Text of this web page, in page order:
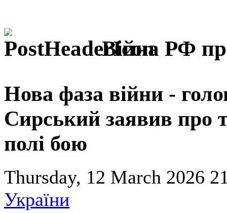
Війна РФ
Нова фаза війни -
Сирський заявив про
полі бою
Thursday, 12 March 2026
України